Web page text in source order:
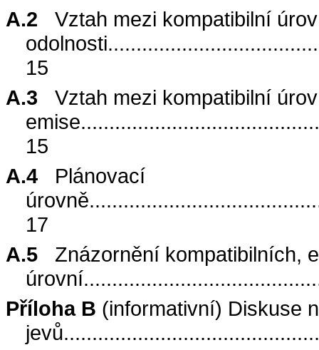
A.2
Vztah mezi kompatibilní
odolnosti
15
A.3
Vztah mezi kompatibilní
emise
15
A.4
Plánovací
úrovně
17
A.5
Znázornění kompatibilních,
úrovní
Příloha B (informativní) Diskuse
jevů